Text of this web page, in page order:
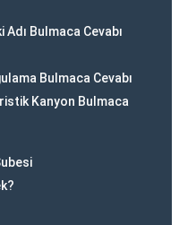
Bulmaca Cevabı
Bulmaca Cevabı
Kanyon Bulmaca